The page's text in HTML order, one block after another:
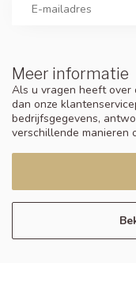
Meer informatie
Als u vragen heeft over
dan onze
bedrijfsgegevens,
verschillende manieren